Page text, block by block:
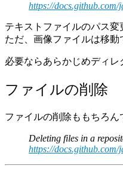
https://
テキストファイルのパス変
ただ、画像ファイルは移動
必要ならあらかじめディレ
ファイルの削除
ファイルの削除ももちろん
Deleting files in a
https://